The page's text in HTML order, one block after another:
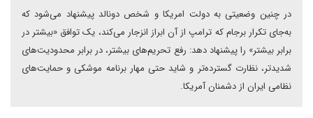
در چنین وضعیتی به دولت امریکا و شخص دونالد پیشنهاد می‌شود که
به‌جای تکرار برجام که ترامپ از آن ابراز انزجار می‌کند، یک توافق «بیشتر در
برابر بیشتر» را پیشنهاد دهد: رفع تحریم‌های بیشتر، در برابر محدودیت‌های
شدیدتر، نظارت گسترده‌تر و شاید حتی مهار برنامه موشکی و حمایت‌های
نظامی ایران از دشمنان آمریکا.